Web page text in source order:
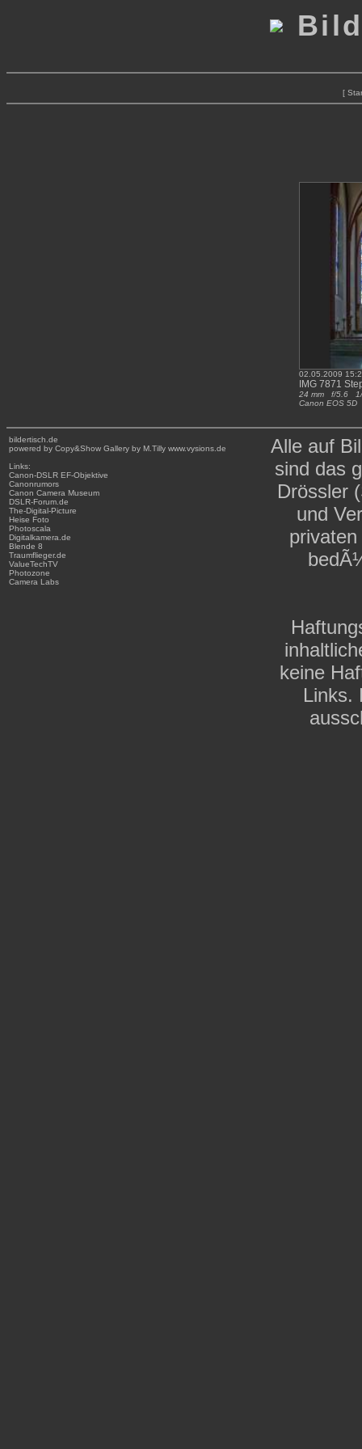
[
02.05.2009
IMG 7871
24 mm f/5.6
Canon EOS
bildertisch.de
powered by Copy&Show Gallery by M.Tilly www.vysions.de
Links:
Canon-DSLR EF-Objektive
Canonrumors
Canon Camera Museum
DSLR-Forum.de
The-Digital-Picture
Heise Foto
Photoscala
Digitalkamera.de
Blende 8
Traumflieger.de
ValueTechTV
Photozone
Camera Labs
Alle auf
sind das
Drössler
und
keine
Links.